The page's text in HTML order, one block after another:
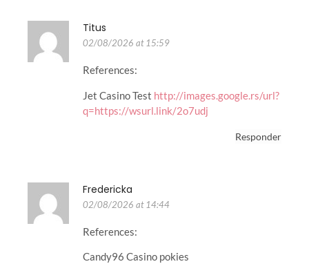
Titus
02/08/2026 at 15:59
References:
Jet Casino Test http://images.google.rs/url?
q=https://wsurl.link/2o7udj
Responder
Fredericka
02/08/2026 at 14:44
References:
Candy96 Casino pokies